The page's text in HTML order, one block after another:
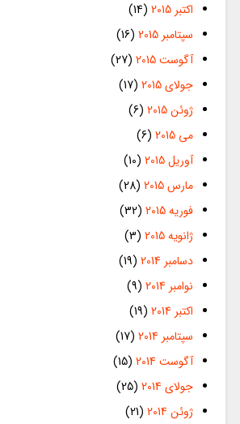
اکتبر 2015
(14)
سپتامبر 2015
(16)
آگوست 2015
(27)
جولای 2015
(17)
ژوئن 2015
(6)
می 2015
(6)
آوریل 2015
(10)
مارس 2015
(28)
فوریه 2015
(32)
ژانویه 2015
(3)
دسامبر 2014
(19)
نوامبر 2014
(9)
اکتبر 2014
(19)
سپتامبر 2014
(17)
آگوست 2014
(15)
جولای 2014
(25)
ژوئن 2014
(21)